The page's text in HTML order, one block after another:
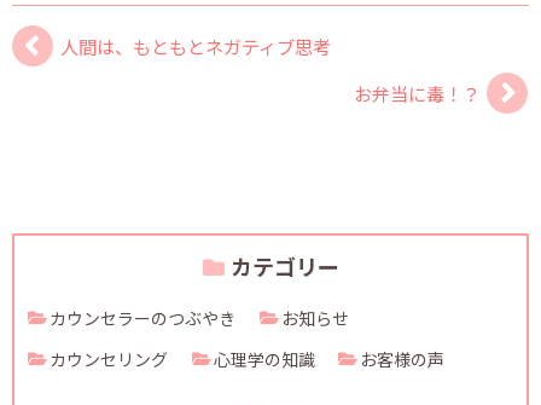
人間は、もともとネガティブ思考
お弁当に毒！？
カテゴリー
カウンセラーのつぶやき
お知らせ
カウンセリング
心理学の知識 お客様の声